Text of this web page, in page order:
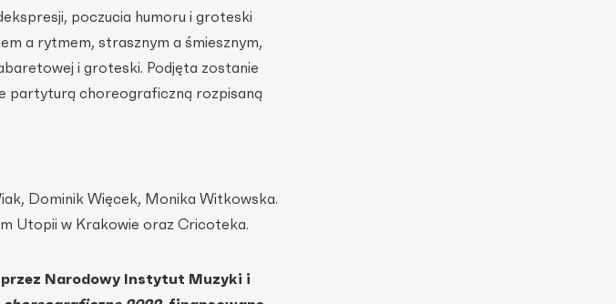
poczucia humoru i groteski
a rytmem, strasznym a śmiesznym,
i groteski. Podjęta zostanie
partyturą choreograficzną rozpisaną
Dominik Więcek, Monika Witkowska.
Utopii w Krakowie oraz Cricoteka.
Narodowy Instytut Muzyki i